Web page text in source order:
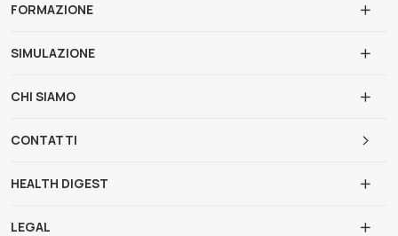
FORMAZIONE
SIMULAZIONE
CHI SIAMO
CONTATTI
HEALTH DIGEST
LEGAL